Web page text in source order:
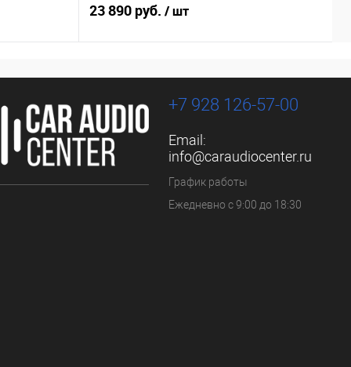
23 890 руб. / шт
+7 928 126-57-00
Email:
info@caraudiocenter.ru
График работы
Ежедневно с 9:00 до 18:30